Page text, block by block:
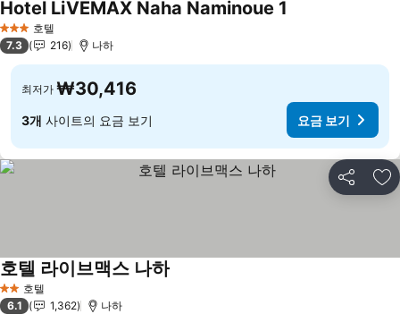
3 성급 호텔
Hotel LiVEMAX Naha Naminoue 1
7.3 216 나하
최저가 ₩30,416
3개 사이트의 요금 보기 요금 보기
공유 즐
2 성급호텔
호텔 라이브맥스 나하
6.1 1,362 나하